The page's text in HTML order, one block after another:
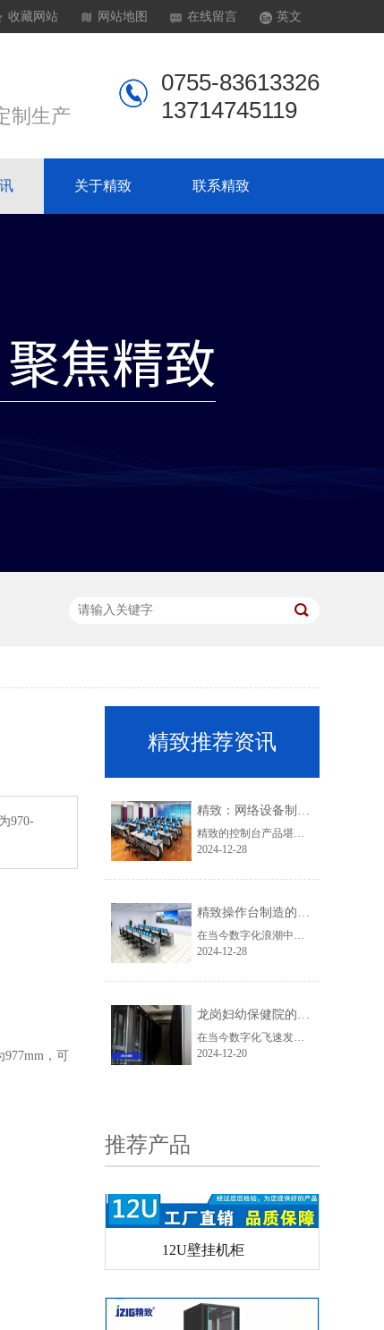
收藏网站 网站地图 在线留言 英文
制生产
0755-83613326
13714745119
关于精致 联系精致
970-
977mm ，可
精致推荐资讯
精致：网络设备制造领域的璀璨之星
精致的控制台产品堪称一绝，它基于安全与实用的理念，巧妙融入现代科技元素和人体工程学原理，打造出集舒适、美观与强大功能于一体的优质产品。其环保高性能的选材，使其在航空、通讯、交通等众多关键领域的指挥中心得以广泛应用，并且凭借独特的设计优势成功获得国家专利，推出的一系列原创操作台款式满足了客户的个性化需求。
2024-12-28
精致操作台制造的卓越典范
在当今数字化浪潮中，网络设备的质量与性能至关重要。深圳市精致网络设备有限公司作为行业翘楚，凭借其精湛工艺和创新精神脱颖而出。
2024-12-28
龙岗妇幼保健院的 “制冷卫士”：精致冷通道
在当今数字化飞速发展的时代，网络设备的存储与管理至关重要，而一款优质的网络机柜则成为众多企业与机构的核心需求。此次出货的7035白色款网络机柜，以其独特的魅力与卓越的性能脱颖而出。
2024-12-20
推荐产品
视频门禁控制箱
6U挂墙式机柜